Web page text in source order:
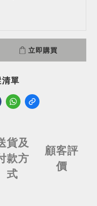
立即購買
單
貨及
款方
式
顧客評
價